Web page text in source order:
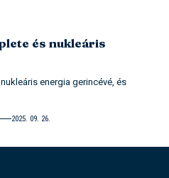
és nukleáris
energia gerincévé, és
2025. 09. 26.